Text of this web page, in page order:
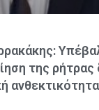
της ρήτρας
ανθεκτικότητα